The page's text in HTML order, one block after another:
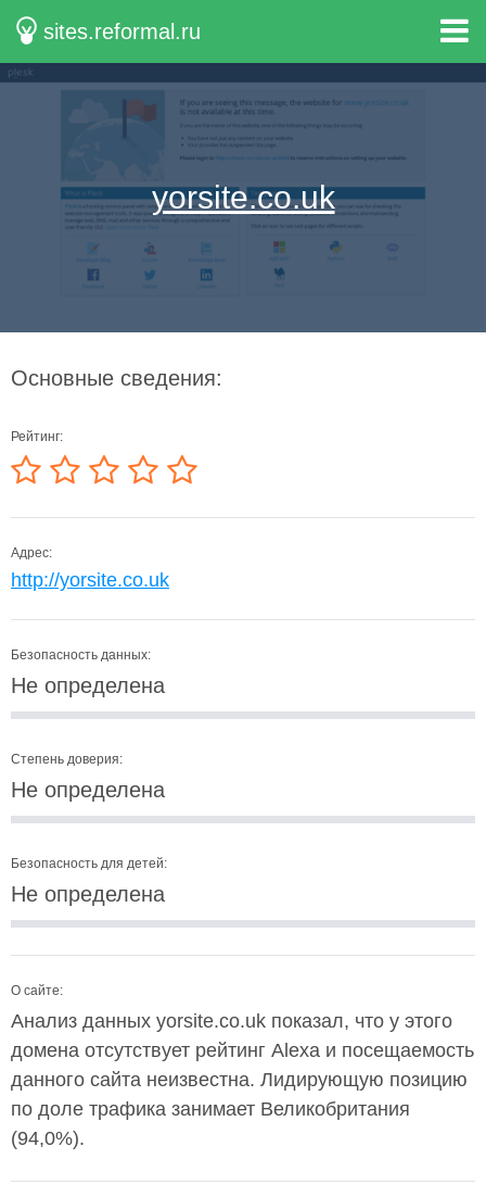
sites.reformal.ru
yorsite.co.uk
Основные сведения:
Рейтинг:
Адрес:
http://yorsite.co.uk
Безопасность данных:
Не определена
Степень доверия:
Не определена
Безопасность для детей:
Не определена
О сайте:
Анализ данных yorsite.co.uk показал, что у этого
домена отсутствует рейтинг Alexa и посещаемость
данного сайта неизвестна. Лидирующую позицию
по доле трафика занимает Великобритания
(94,0%).